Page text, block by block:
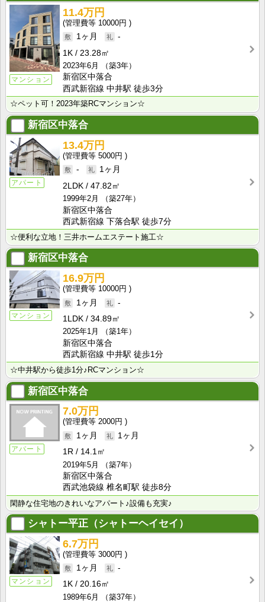
マンション
11.4万円
10000円
1ヶ月
-
1K
23.28㎡
2023年6月
（築3年）
新宿区中落合
西武新宿線 中井駅 徒歩3分
☆ペット可！2023年築RCマンション☆
新宿区中落合
アパート
13.4万円
5000円
-
1ヶ月
2LDK
47.82㎡
1999年2月
（築27年）
新宿区中落合
西武新宿線 下落合駅 徒歩7分
☆便利な立地！三井ホームエステート施工☆
新宿区中落合
マンション
16.9万円
10000円
1ヶ月
-
1LDK
34.89㎡
2025年1月
（築1年）
新宿区中落合
西武新宿線 中井駅 徒歩1分
☆中井駅から徒歩1分♪RCマンション☆
新宿区中落合
アパート
7.0万円
2000円
1ヶ月
1ヶ月
1R
14.1㎡
2019年5月
（築7年）
新宿区中落合
西武池袋線 椎名町駅 徒歩8分
閑静な住宅地のきれいなアパート♪設備も充実♪
シャトー平正（シャトーヘイセイ）
マンション
6.7万円
3000円
1ヶ月
-
1K
20.16㎡
1989年6月
（築37年）